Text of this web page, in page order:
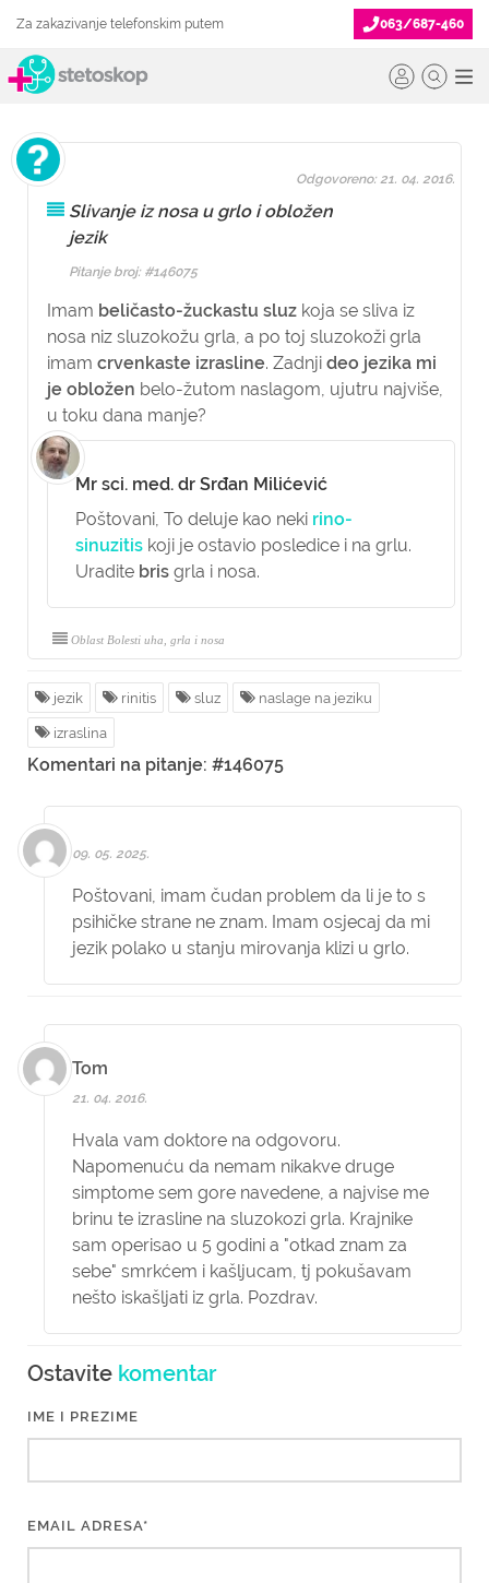
Za zakazivanje telefonskim putem 063/687-460
Slivanje iz nosa u grlo i obložen
jezik
Pitanje broj: #146075
Imam beličasto-žuckastu sluz koja se sliva iz
nosa niz sluzokožu grla, a po toj sluzokoži grla
imam crvenkaste izrasline. Zadnji deo jezika mi
je obložen belo-žutom naslagom, ujutru najviše,
u toku dana manje?
Odgovoreno: 21. 04. 2016.
Mr sci. med. dr Srđan Milićević
Poštovani, To deluje kao neki rino-
sinuzitis koji je ostavio posledice i na grlu.
Uradite bris grla i nosa.
Oblast Bolesti uha, grla i nosa
jezik rinitis sluz naslage na jeziku
izraslina
Komentari na pitanje: #146075
09. 05. 2025.
Poštovani, imam čudan problem da li je to s
psihičke strane ne znam. Imam osjecaj da mi
jezik polako u stanju mirovanja klizi u grlo.
Tom
21. 04. 2016.
Hvala vam doktore na odgovoru.
Napomenuću da nemam nikakve druge
simptome sem gore navedene, a najvise me
brinu te izrasline na sluzokozi grla. Krajnike
sam operisao u 5 godini a "otkad znam za
sebe" smrkćem i kašljucam, tj pokušavam
nešto iskašljati iz grla. Pozdrav.
Ostavite komentar
IME I PREZIME
EMAIL ADRESA*